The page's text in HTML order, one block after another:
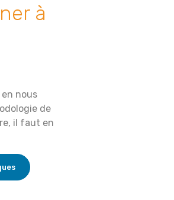
à
nous
de
il faut en